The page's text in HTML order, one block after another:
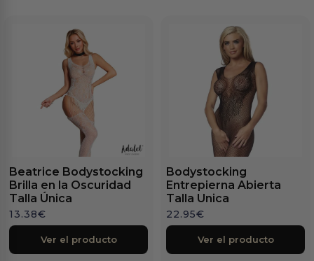
Beatrice Bodystocking
Brilla en la Oscuridad
Talla Única
13.38€
Ver el producto
Bodystocking
Entrepierna Abierta
Talla Unica
22.95€
Ver el producto